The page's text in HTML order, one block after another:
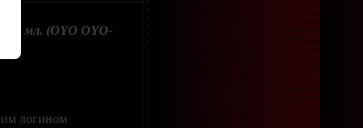
50 мл. (OYO OYO-
логином